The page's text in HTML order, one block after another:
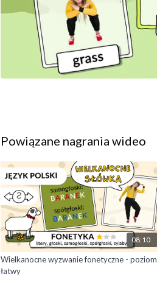
Powiązane nagrania wideo
08:10
Wielkanocne wyzwanie fonetyczne - poziom
łatwy